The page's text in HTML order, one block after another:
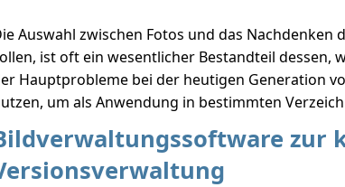
Auswahl zwischen Fotos und das Nachdenken
ist oft ein wesentlicher Bestandteil dessen,
Hauptprobleme bei der heutigen Generation
um als Anwendung in bestimmten
zur